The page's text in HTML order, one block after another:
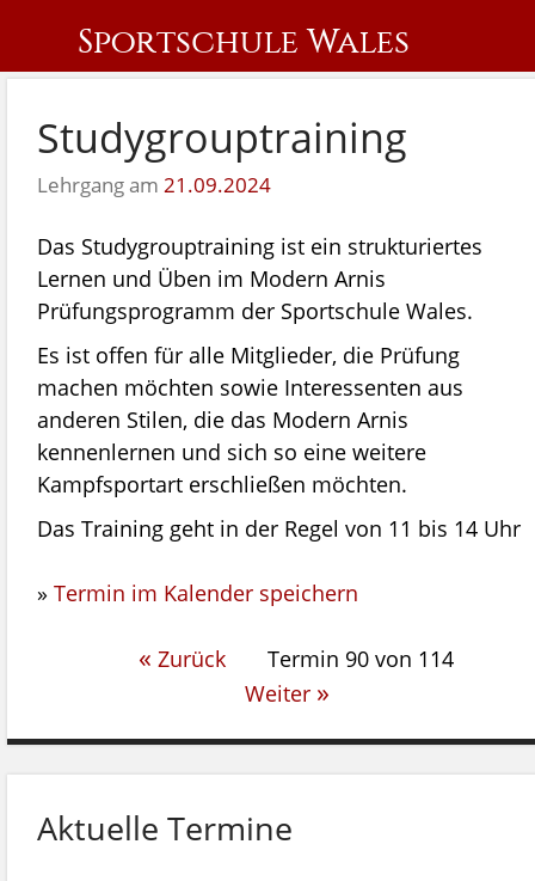
Sportschule Wales
Studygrouptraining
Lehrgang am 21.09.2024
Das Studygrouptraining ist ein strukturiertes
Lernen und Üben im Modern Arnis
Prüfungsprogramm der Sportschule Wales.
Es ist offen für alle Mitglieder, die Prüfung
machen möchten sowie Interessenten aus
anderen Stilen, die das Modern Arnis
kennenlernen und sich so eine weitere
Kampfsportart erschließen möchten.
Das Training geht in der Regel von 11 bis 14 Uhr
» Termin im Kalender speichern
« Zurück
Termin 90 von 114
Weiter »
Aktuelle Termine